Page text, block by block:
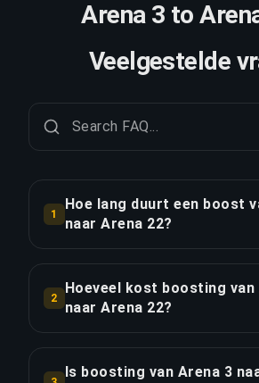
Arena 3 to
Veelgestelde
1
Hoe lang duurt een boost
naar Arena 22?
doorgaans 2-3 dagen. Met Priority
levering ongeveer 25% sneller.
2
Hoeveel kost boosting van
naar Arena 22?
€437.58 voor de standaardoptie.
Is boosting van Arena 3